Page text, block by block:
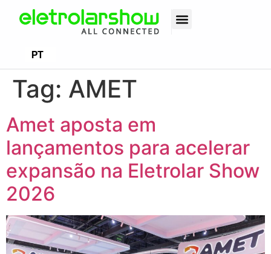
PT
ES
Tag: AMET
Amet aposta em
lançamentos para acelerar
expansão na Eletrolar Show
2026